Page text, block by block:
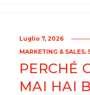
Luglio 7, 2026
MARKETING & SALES,
PERCHÉ
MAI HAI